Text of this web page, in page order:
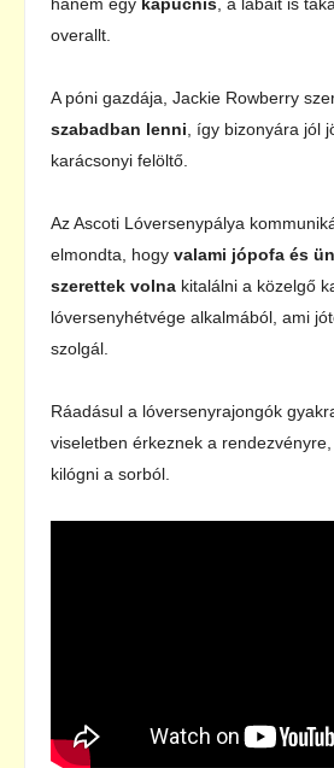
overallt.
A póni gazdája, Jackie Rowberry
szabadban lenni , így bizonyára jól
karácsonyi felöltő.
Az Ascoti Lóversenypálya
elmondta, hogy valami jópofa és
szerettek volna kitalálni a közelgő
lóversenyhétvége alkalmából, ami
szolgál.
Ráadásul a lóversenyrajongók
viseletben érkeznek a
kilógni a sorból.